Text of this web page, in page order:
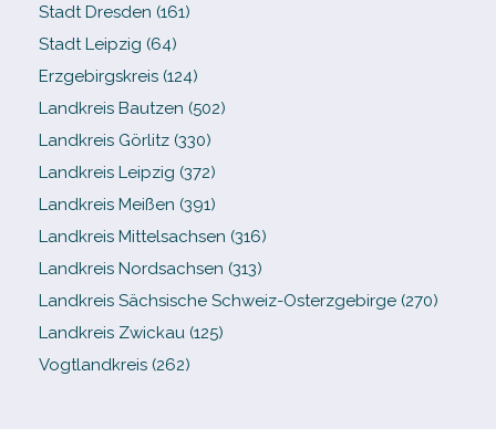
Stadt Dresden (161)
Stadt Leipzig (64)
Erzgebirgskreis (124)
Landkreis Bautzen (502)
Landkreis Görlitz (330)
Landkreis Leipzig (372)
Landkreis Meißen (391)
Landkreis Mittelsachsen (316)
Landkreis Nordsachsen (313)
Landkreis Sächsische Schweiz-​Osterzgebirge (270)
Landkreis Zwickau (125)
Vogtlandkreis (262)